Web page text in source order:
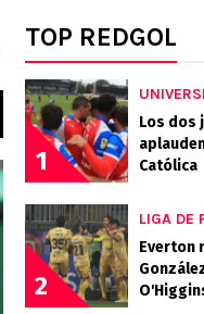
TOP REDGOL
1
Los dos
Católica
2
LIGA DE
Everton